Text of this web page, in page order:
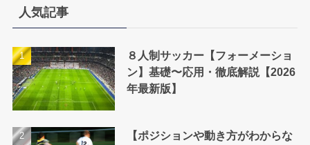
ー
人気記事
８人制サッカー【フォーメーショ
ン】基礎〜応用・徹底解説【2026
年最新版】
【ポジションや動き方がわからな